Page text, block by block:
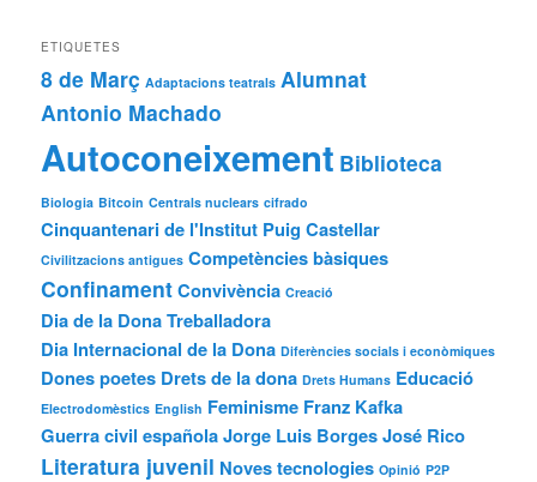
ETIQUETES
8 de Març Adaptacions teatrals Alumnat
Antonio Machado
Autoconeixement Biblioteca
Biologia Bitcoin Centrals nuclears cifrado
Cinquantenari de l'Institut Puig Castellar
Civilitzacions antigues Competències bàsiques
ConfinamentConvivència Creació
Dia de la Dona Treballadora
Dia Internacional de la Dona Diferències socials i econòmiques
Dones poetes Drets de la dona Drets Humans Educació
Electrodomèstics English Feminisme Franz Kafka
Guerra civil españolaJorge Luis BorgesJosé Rico
Literatura juvenil Noves tecnologies Opinió P2P